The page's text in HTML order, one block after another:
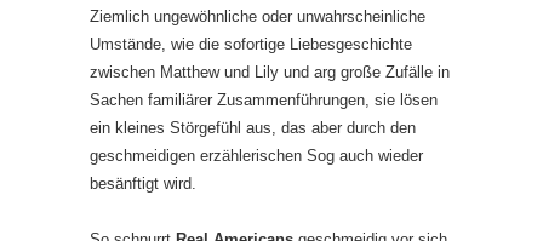
Ziemlich ungewöhnliche oder unwahrscheinliche
Umstände, wie die sofortige Liebesgeschichte
zwischen Matthew und Lily und arg große Zufälle in
Sachen familiärer Zusammenführungen, sie lösen
ein kleines Störgefühl aus, das aber durch den
geschmeidigen erzählerischen Sog auch wieder
besänftigt wird.